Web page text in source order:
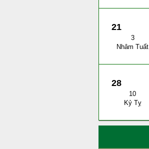
21
3
Nhâm Tuất
28
10
Kỷ Tỵ